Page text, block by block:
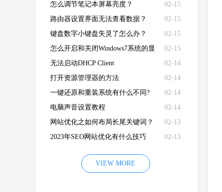
02-15
怎么调节笔记本屏幕亮度？
02-15
路由器设置界面无法查看数据？
02-15
键盘数字小键盘失灵了怎么办？
02-15
怎么开启和关闭Windows7系统的显
卡硬件加速功能
02-14
无法启动DHCP Client
02-14
打开资源管理器的方法
02-14
一键还原和重装系统有什么不同?
02-14
电脑声音设置教程
02-13
网站优化之如何布局长尾关键词？
02-13
2023年SEO网站优化有什么技巧
VIEW MORE